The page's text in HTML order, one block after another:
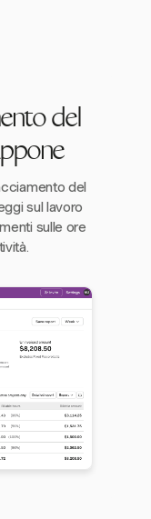
del
del
sul lavoro
sulle ore